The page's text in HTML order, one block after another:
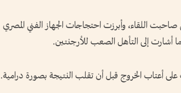
صاحبت اللقاء، وأبرزت احتجاجات الجهاز الفني المصري
أشارت إلى التأهل الصعب للأرجنتين.
أعتاب الخروج قبل أن تقلب النتيجة بصورة درامية.